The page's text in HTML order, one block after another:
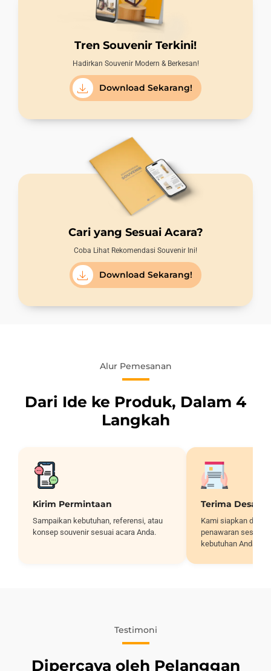
Tren Souvenir Terkini!
Hadirkan Souvenir Modern & Berkesan!
Download Sekarang!
Cari yang Sesuai Acara?
Coba Lihat Rekomendasi Souvenir Ini!
Download Sekarang!
Alur Pemesanan
Dari Ide ke Produk, Dalam 4
Langkah
Kirim Permintaan
Sampaikan kebutuhan, referensi, atau
konsep souvenir sesuai acara Anda.
Terima Desain
Kami siapkan
penawaran sesuai
kebutuhan Anda.
Testimoni
Dipercaya oleh Pelanggan